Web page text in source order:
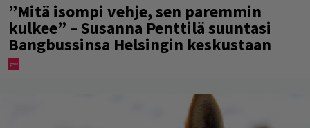
”Mitä isompi vehje, sen paremmin
kulkee” – Susanna Penttilä suuntasi
Bangbussinsa Helsingin keskustaan